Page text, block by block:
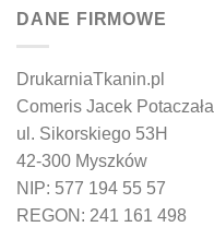
DANE FIRMOWE
DrukarniaTkanin.pl
Comeris Jacek Potaczała
ul. Sikorskiego 53H
42-300 Myszków
NIP: 577 194 55 57
REGON: 241 161 498